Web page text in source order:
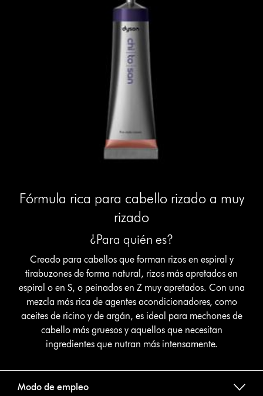
Fórmula rica para cabello rizado a muy
rizado
¿Para quién es?
Creado para cabellos que forman rizos en espiral y
tirabuzones de forma natural, rizos más apretados en
espiral o en S, o peinados en Z muy apretados. Con una
mezcla más rica de agentes acondicionadores, como
aceites de ricino y de argán, es ideal para mechones de
cabello más gruesos y aquellos que necesitan
ingredientes que nutran más intensamente.
Modo de empleo